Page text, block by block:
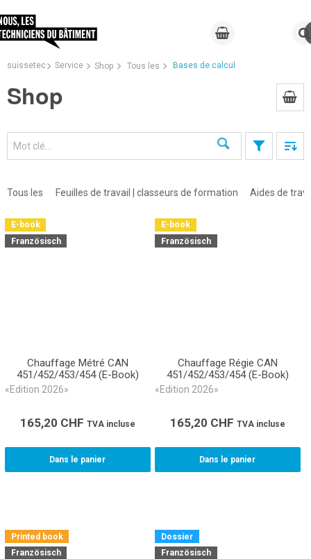
suissetec Service Shop Tous les Bases de calcul
Shop
Recherche
Tous les Feuilles de travail | classeurs de formation Aides de
E-book
Französisch
Chauffage Métré CAN
451/452/453/454 (E-Book)
«Edition 2026»
165,20 CHF TVA incluse
Dans le panier
E-book
Französisch
Chauffage Régie CAN
451/452/453/454 (E-Book)
«Edition 2026»
165,20 CHF TVA incluse
Dans le panier
Printed book
Französisch
Dossier
Französisch